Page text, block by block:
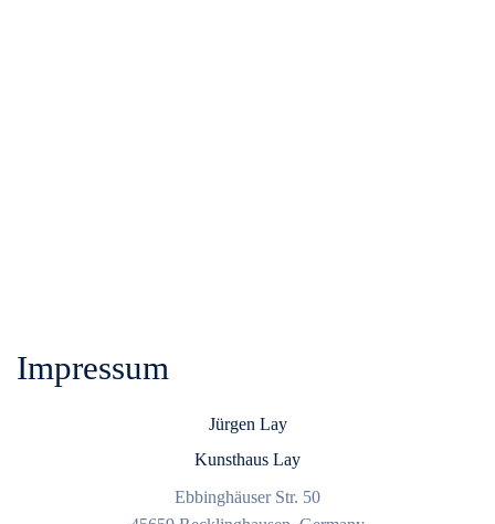
Impressum
Jürgen Lay
Kunsthaus Lay
Ebbinghäuser Str. 50